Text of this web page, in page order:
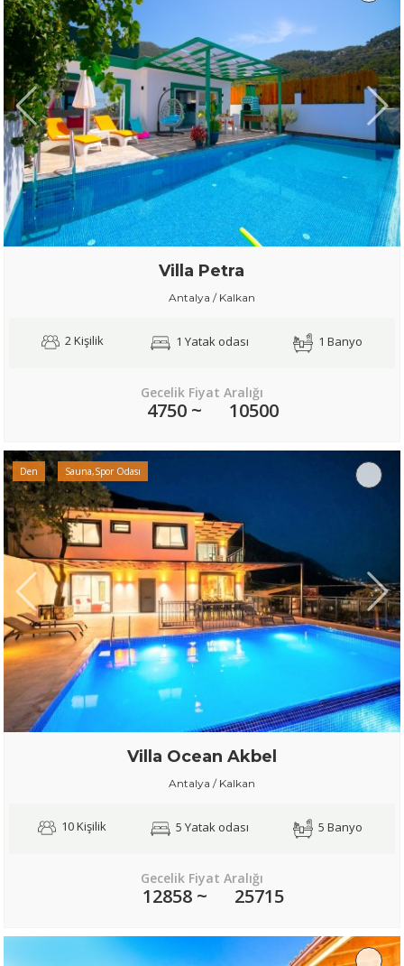
Villa Petra
Antalya / Kalkan
2 Kişilik 1 Yatak odası 1 Banyo
Gecelik Fiyat Aralığı
4750 ~ 10500
Den Sauna,Spor Odası
Villa Ocean Akbel
Antalya / Kalkan
10 Kişilik 5 Yatak odası 5 Banyo
Gecelik Fiyat Aralığı
12858 ~ 25715